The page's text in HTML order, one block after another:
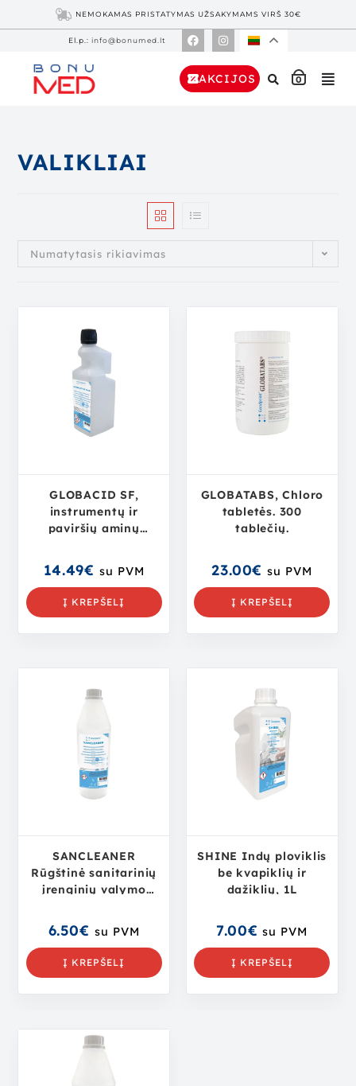
NEMOKAMAS PRISTATYMAS UŽSAKYMAMS VIRŠ 30€
El.p.: info@bonumed.lt
AKCIJOS 0
VALIKLIAI
Numatytasis rikiavimas
GLOBACID SF,
instrumentų ir
paviršių aminų
valymo ir
dezinfekavimo
priemonė, 1L
14.49€ su PVM
Į KREPŠELĮ
GLOBATABS, Chloro
tabletės. 300
tablečių.
23.00€ su PVM
Į KREPŠELĮ
SANCLEANER
Rūgštinė sanitarinių
įrenginių valymo
6.50€ su PVM
Į KREPŠELĮ
SHINE Indų ploviklis
be kvapiklių ir
dažiklių, 1L
7.00€ su PVM
Į KREPŠELĮ